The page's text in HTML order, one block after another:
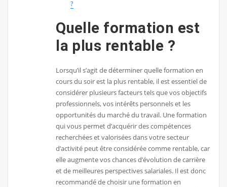
?
Quelle formation est
la plus rentable ?
Lorsqu’il s’agit de déterminer quelle formation en
cours du soir est la plus rentable, il est essentiel de
considérer plusieurs facteurs tels que vos objectifs
professionnels, vos intérêts personnels et les
opportunités du marché du travail. Une formation
qui vous permet d’acquérir des compétences
recherchées et valorisées dans votre secteur
d’activité peut être considérée comme rentable, car
elle augmente vos chances d’évolution de carrière
et de meilleures perspectives salariales. Il est donc
recommandé de choisir une formation en